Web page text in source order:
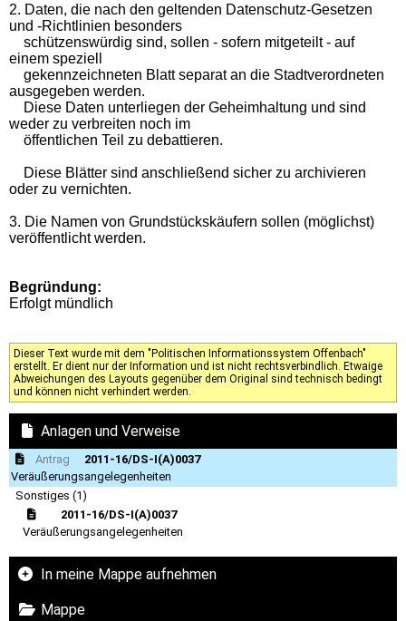
2. Daten, die nach den geltenden Datenschutz-Gesetzen
und -Richtlinien besonders
schützenswürdig sind, sollen - sofern mitgeteilt - auf
einem speziell
gekennzeichneten Blatt separat an die Stadtverordneten
ausgegeben werden.
Diese Daten unterliegen der Geheimhaltung und sind
weder zu verbreiten noch im
öffentlichen Teil zu debattieren.
Diese Blätter sind anschließend sicher zu archivieren
oder zu vernichten.
3. Die Namen von Grundstückskäufern sollen (möglichst)
veröffentlicht werden.
Begründung:
Erfolgt mündlich
Dieser Text wurde mit dem "Politischen Informationssystem Offenbach"
erstellt. Er dient nur der Information und ist nicht rechtsverbindlich. Etwaige
Abweichungen des Layouts gegenüber dem Original sind technisch bedingt
und können nicht verhindert werden.
Anlagen und Verweise
Antrag
2011-16/DS-I(A)0037
Veräußerungsangelegenheiten
Sonstiges (1)
2011-16/DS-I(A)0037
Veräußerungsangelegenheiten
In meine Mappe aufnehmen
Mappe